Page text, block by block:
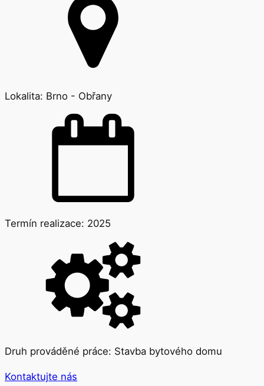
Lokalita: Brno - Obřany
Termín realizace: 2025
Druh prováděné práce: Stavba bytového domu
Kontaktujte nás